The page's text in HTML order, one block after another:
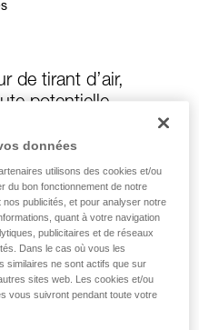
de tirant d’air,
potentielle
LOCK, par rapport à
de chute et donc sur la
d’énergie : ces
d’air.
ou l’ASAP LOCK au-
harnais
données
utilisons des cookies et/ou
du bon fonctionnement de notre
publicités, et pour analyser notre
quant à votre navigation
publicitaires et de réseaux
Dans le cas où vous les
similaires ne sont actifs que sur
sites web. Les cookies et/ou
vous suivront pendant toute votre